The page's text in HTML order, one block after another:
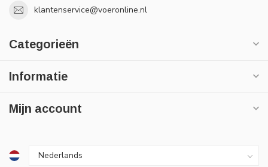
klantenservice@voeronline.nl
Categorieën
Informatie
Mijn account